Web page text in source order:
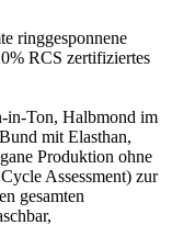
ringgesponnene
RCS zertifiziertes
in-Ton, Halbmond im
mit Elasthan,
Produktion ohne
Assessment) zur
gesamten